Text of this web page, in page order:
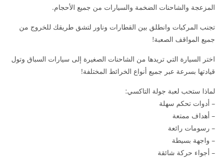
المزعجة والشاحنات الضخمة والسيارات من جميع الأحجام.
تجنب المركبات وانطلق بين القطارات وناور لتشق طريقك للخروج من
جميع المواقف الصعبة!
اختر السيارة التي تريدها من الشاحنات الصغيرة إلى سيارات السباق وتول
قيادتها بسرعة عبر جميع أنواع الخرائط المختلفة!
لماذا ستحب لعبة جولة التاكسي:
– أدوات تحكم سهلة
– أهداف ممتعة
– رسومات رائعة
– واجهة بسيطة
– أجواء حركة شائقة